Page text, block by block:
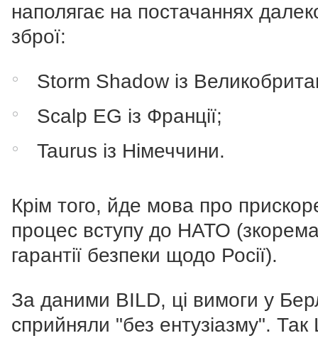
наполягає на постачаннях
зброї:
Storm Shadow із
Scalp EG із Франції;
Taurus із Німеччини.
Крім того, йде мова про
процес вступу до НАТО
гарантії безпеки щодо Росії).
За даними BILD, ці вимоги у
сприйняли "без ентузіазму".